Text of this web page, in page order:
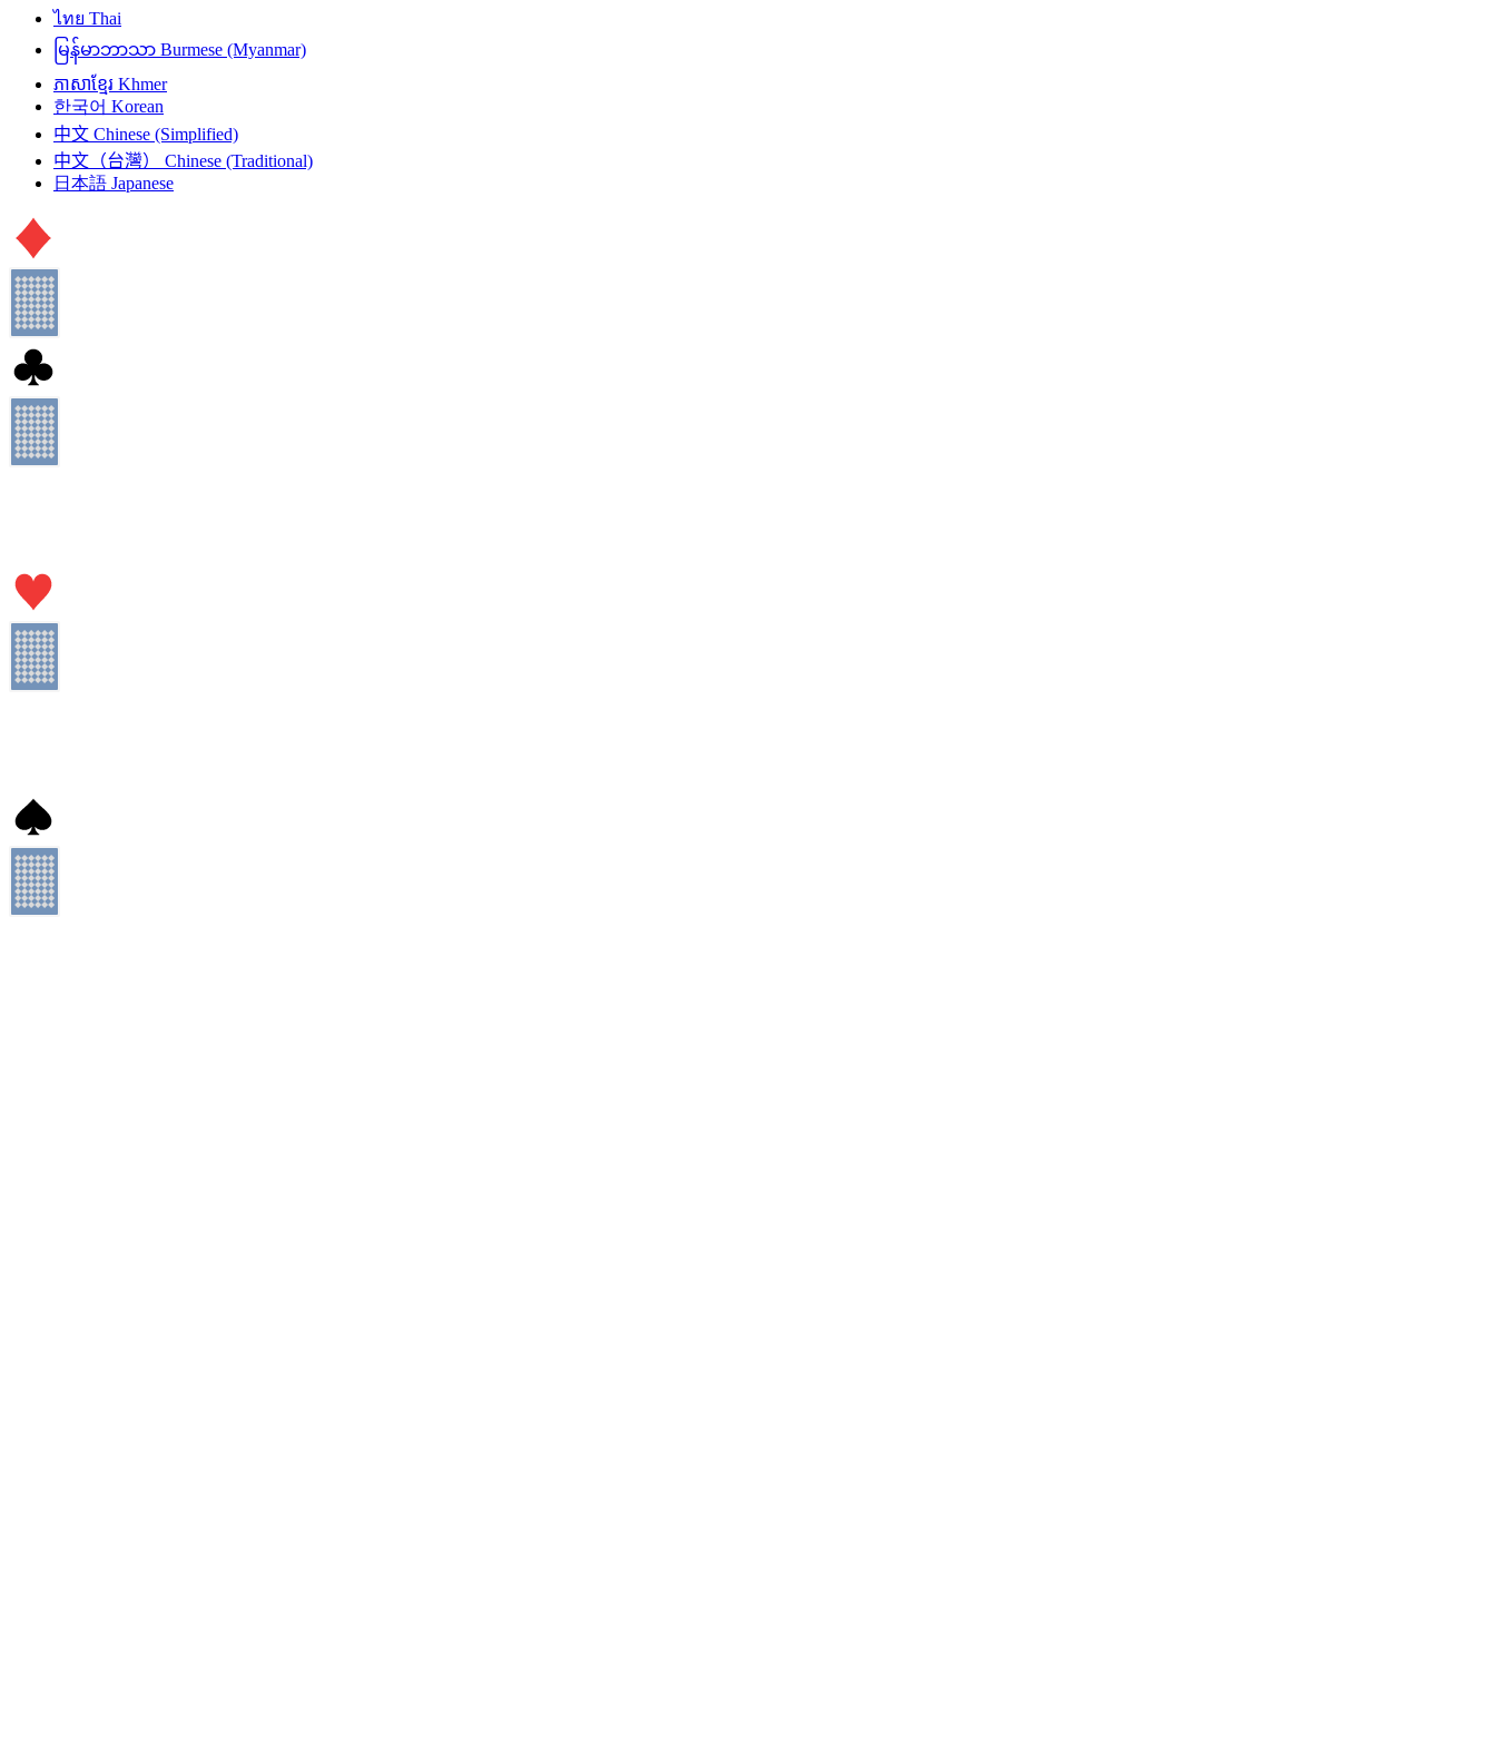
ไทย Thai
မြန်မာဘာသာ Burmese (Myanmar)
ភាសាខ្មែរ Khmer
한국어 Korean
中文 Chinese (Simplified)
中文（台灣）
Chinese (Traditional)
日本語 Japanese